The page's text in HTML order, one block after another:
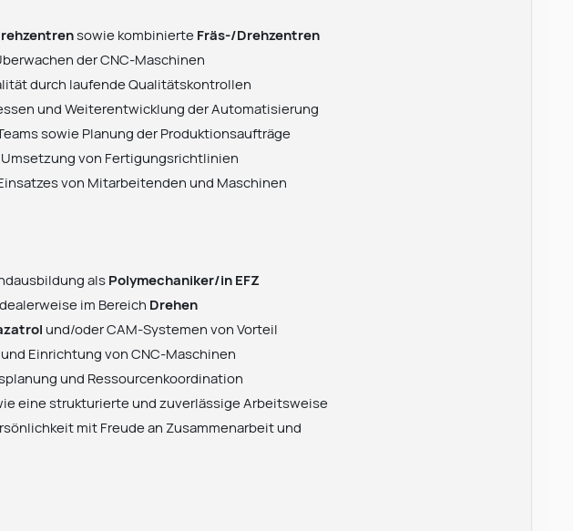
sowie kombinierte Fräs-/Drehzentren
der CNC-Maschinen
durch laufende Qualitätskontrollen
und Weiterentwicklung der Automatisierung
sowie Planung der Produktionsaufträge
von Fertigungsrichtlinien
von Mitarbeitenden und Maschinen
alsPolymechaniker/in EFZ
im Bereich Drehen
und/oder CAM-Systemen von Vorteil
Einrichtung von CNC-Maschinen
und Ressourcenkoordination
eine strukturierte und zuverlässige Arbeitsweise
mit Freude an Zusammenarbeit und